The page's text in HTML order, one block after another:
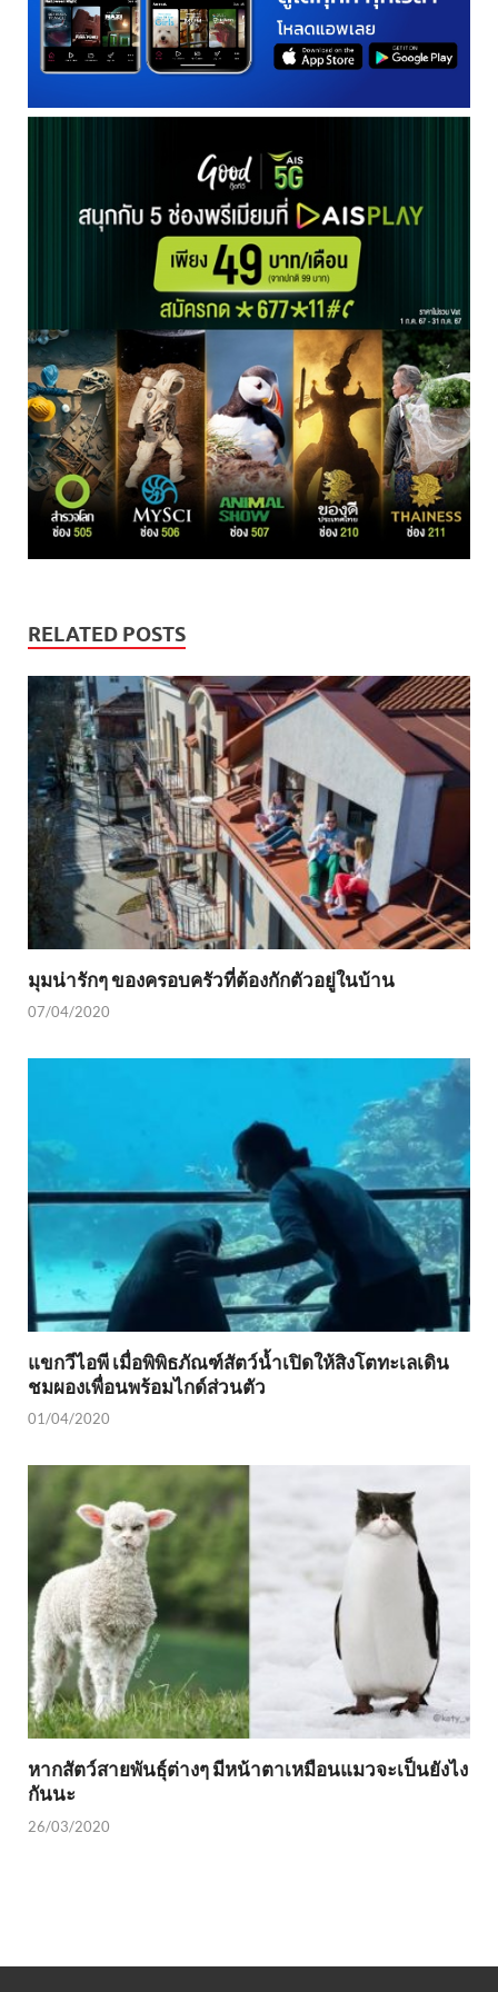
RELATED POSTS
มุมน่ารักๆ ของครอบครัวที่ต้องกักตัวอยู่ในบ้าน
07/04/2020
แขกวีไอพี เมื่อพิพิธภัณฑ์สัตว์น้ำเปิดให้สิงโตทะเลเดิน
ชมผองเพื่อนพร้อมไกด์ส่วนตัว
01/04/2020
หากสัตว์สายพันธุ์ต่างๆ มีหน้าตาเหมือนแมวจะเป็นยังไง
กันนะ
26/03/2020